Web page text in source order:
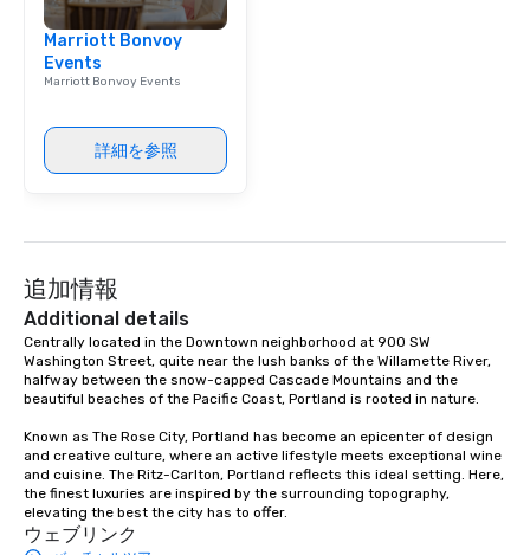
Marriott Bonvoy
Events
Marriott Bonvoy Events
詳細を参照
追加情報
Additional details
Centrally located in the Downtown neighborhood at 900 SW
Washington Street, quite near the lush banks of the Willamette River,
halfway between the snow-capped Cascade Mountains and the
beautiful beaches of the Pacific Coast, Portland is rooted in nature.
Known as The Rose City, Portland has become an epicenter of design
and creative culture, where an active lifestyle meets exceptional wine
and cuisine. The Ritz-Carlton, Portland reflects this ideal setting. Here,
the finest luxuries are inspired by the surrounding topography,
elevating the best the city has to offer.
ウェブリンク